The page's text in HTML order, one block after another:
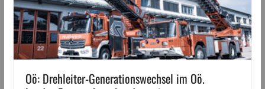
Oö: Drehleiter-Generationswechsel im Oö.